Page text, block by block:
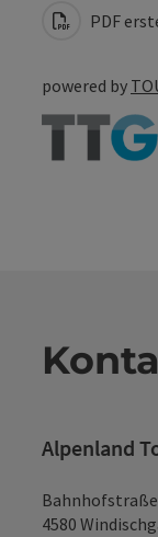
PDF
powered by
Alpenland
4580